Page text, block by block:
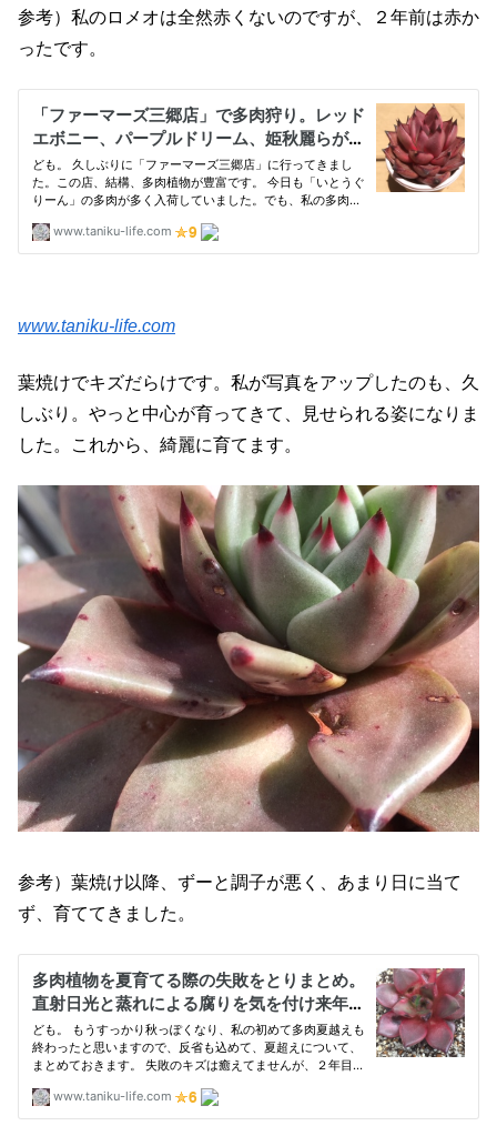
参考）私のロメオは全然赤くないのですが、２年前は赤か
ったです。
www.taniku-life.com
葉焼けでキズだらけです。私が写真をアップしたのも、久
しぶり。やっと中心が育ってきて、見せられる姿になりま
した。これから、綺麗に育てます。
参考）葉焼け以降、ずーと調子が悪く、あまり日に当て
ず、育ててきました。